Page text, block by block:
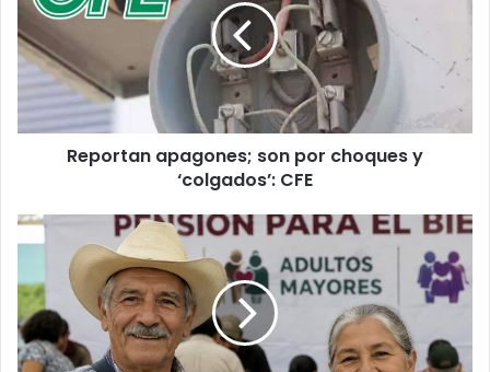
por
choques
y
‘colgados’:
CFE
Reportan apagones; son por choques y
‘colgados’: CFE
Abren
registro
Pensiones
del
Bienestar;
conoce